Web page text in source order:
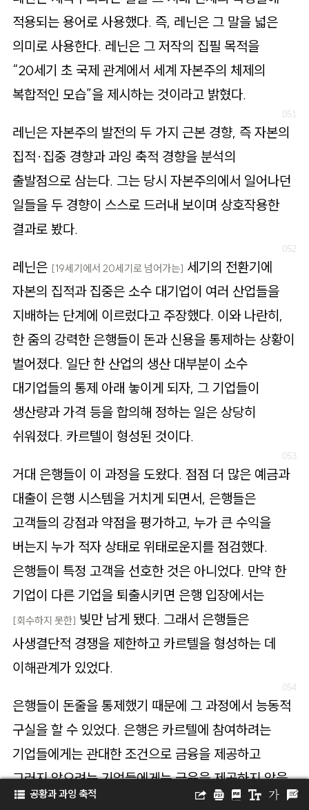
적용되는 용어로 사용했다. 즉, 레닌은 그 말을 넓은
의미로 사용한다. 레닌은 그 저작의 집필 목적을
“20세기 초 국제 관계에서 세계 자본주의 체제의
복합적인 모습”을 제시하는 것이라고 밝혔다.
레닌은 자본주의 발전의 두 가지 근본 경향, 즉 자본의
집적·집중 경향과 과잉 축적 경향을 분석의
출발점으로 삼는다. 그는 당시 자본주의에서 일어나던
일들을 두 경향이 스스로 드러내 보이며 상호작용한
결과로 봤다.
레닌은 [19세기에서 20세기로 넘어가는] 세기의 전환기에
자본의 집적과 집중은 소수 대기업이 여러 산업들을
지배하는 단계에 이르렀다고 주장했다. 이와 나란히,
한 줌의 강력한 은행들이 돈과 신용을 통제하는 상황이
벌어졌다. 일단 한 산업의 생산 대부분이 소수
대기업들의 통제 아래 놓이게 되자, 그 기업들이
생산량과 가격 등을 합의해 정하는 일은 상당히
쉬워졌다. 카르텔이 형성된 것이다.
거대 은행들이 이 과정을 도왔다. 점점 더 많은 예금과
대출이 은행 시스템을 거치게 되면서, 은행들은
고객들의 강점과 약점을 평가하고, 누가 큰 수익을
버는지 누가 적자 상태로 위태로운지를 점검했다.
은행들이 특정 고객을 선호한 것은 아니었다. 만약 한
기업이 다른 기업을 퇴출시키면 은행 입장에서는
[회수하지 못한] 빚만 남게 됐다. 그래서 은행들은
사생결단적 경쟁을 제한하고 카르텔을 형성하는 데
이해관계가 있었다.
은행들이 돈줄을 통제했기 때문에 그 과정에서 능동적
구실을 할 수 있었다. 은행은 카르텔에 참여하려는
기업들에게는 관대한 조건으로 금융을 제공하고
그러지 않으려는 기업들에게는 금융을 제공하지 않을
수 있었다. 이는 강력한 수단이었다.
공황과 과잉 축적